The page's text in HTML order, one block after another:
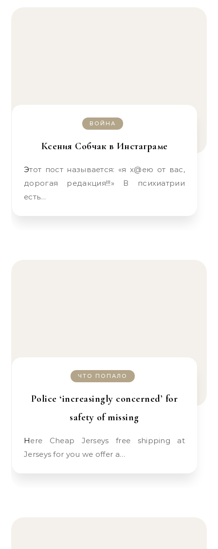
ВОЙНА
Ксения Собчак в Инстаграме
Этот пост называется: «я х@ею от вас,
дорогая редакция!!!» В психиатрии
есть…
ЧТО ПОПАЛО
Police ‘increasingly concerned’ for
safety of missing
Here Cheap Jerseys free shipping at
Jerseys for you we offer a…